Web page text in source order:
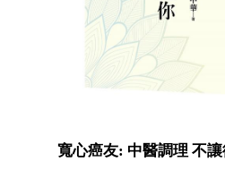
寬心癌友: 中醫調理 不